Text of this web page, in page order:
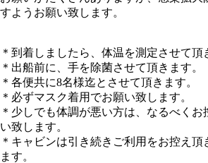
すようお願い致します。
＊到着しましたら、体温を測定させて頂
＊出船前に、手を除菌させて頂きます。
＊各便共に8名様迄とさせて頂きます。
＊必ずマスク着用でお願い致します。
＊少しでも体調が悪い方は、なるべく
い致します。
＊キャビンは引き続きご利用をお控え頂
ます。